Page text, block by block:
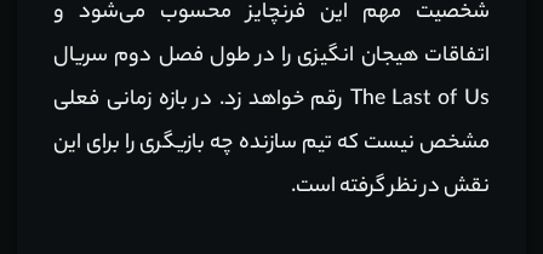
شخصیت مهم این فرنچایز محسوب می‌شود و
اتفاقات هیجان انگیزی را در طول فصل دوم سریال
The Last of Us رقم خواهد زد. در بازه زمانی فعلی
مشخص نیست که تیم سازنده چه بازیگری را برای این
نقش در نظر گرفته است.